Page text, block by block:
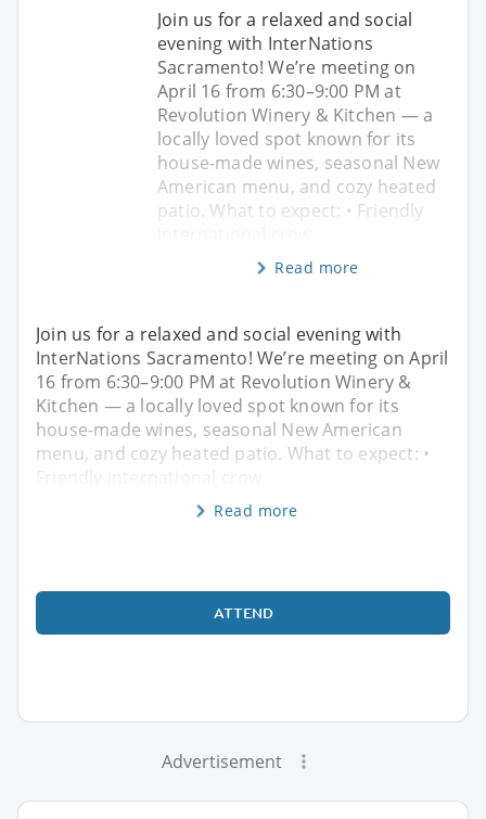
Join us for a relaxed and social
evening with InterNations
Sacramento! We’re meeting on
April 16 from 6:30–9:00 PM at
Revolution Winery & Kitchen — a
locally loved spot known for its
house-made wines, seasonal New
American menu, and cozy heated
patio. What to expect: • Friendly
Read more
Join us for a relaxed and social evening with
InterNations Sacramento! We’re meeting on April
16 from 6:30–9:00 PM at Revolution Winery &
Kitchen — a locally loved spot known for its
house-made wines, seasonal New American
menu, and cozy heated patio. What to expect: •
Friendly international crow
Read more
ATTEND
Advertisement